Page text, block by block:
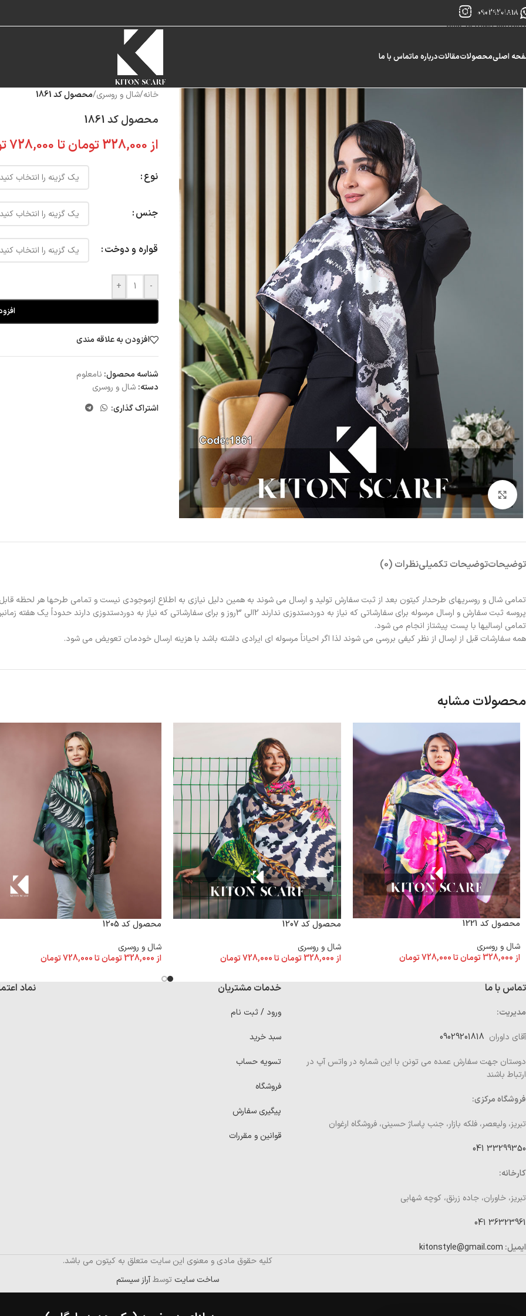
Skip to navigation
Skip to main content
09029201818
اصلیمحصولاتمقالاتدرباره ماتماس با ما
بزرگنمایی تصویر
خانه/شال و روسری/محصول کد 1861
محصول کد 1861
از328,000تومانتا 728,000
نوع
جنس
قواره و دوخت
-
+
افزودن به علاقه مندی
شناسه محصول: نامعلوم
دسته: شال و روسری
اشتراک گذاری:
توضیحاتتوضیحات تکمیلینظرات (0)
تمامی شال و روسریهای طرحدار کیتون بعد از ثبت سفارش تولید و ارسال می شوند به همین دلیل نیازی به اطلاع ازموجودی نیست و تمامی طرحها هر لحظه
پروسه ثبت سفارش و ارسال مرسوله برای سفارشاتی که نیاز به دوردستدوزی ندارند 2الی 3روز و برای سفارشاتی که نیاز به دوردستدوزی دارند حدوداً یک هفته زمانبر خواهد بود.
تمامی ارسالیها با پست پیشتاز انجام می شود.
همه سفارشات قبل از ارسال از نظر کیفی بررسی می شوند لذا اگر احیاناً مرسوله ای ایرادی داشته باشد با هزینه ارسال خودمان تعویض می شود.
محصولات مشابه
محصول کد 1221
شال و روسری
از328,000تومانتا728,000تومان
محصول کد 1207
شال و روسری
از 328,000 تومانتا728,000تومان
محصول کد 1205
شال و روسری
از 328,000تومانتا728,000تومان
تماس با ما
مدیریت:
آقای داوران
دوستان جهت سفارش عمده می تونن با این شماره در واتس آپ در
ارتباط باشند
فروشگاه مرکزی:
تبریز، ولیعصر، فلکه بازار، جنب پاساژ حسینی، فروشگاه ارغوان
33299350 041
کارخانه:
تبریز، خاوران، جاده زرنق، کوچه شهابی
36323961 041
ایمیل: kitonstyle@gmail.com
خدمات مشتریان
ورود / ثبت نام
سبد خرید
تسویه حساب
فروشگاه
پیگیری سفارش
قوانین و مقررات
نماد
کلیه حقوق مادی و معنوی این سایت متعلق به کیتون می باشد.
ساخت سایت توسطآراز سیستم